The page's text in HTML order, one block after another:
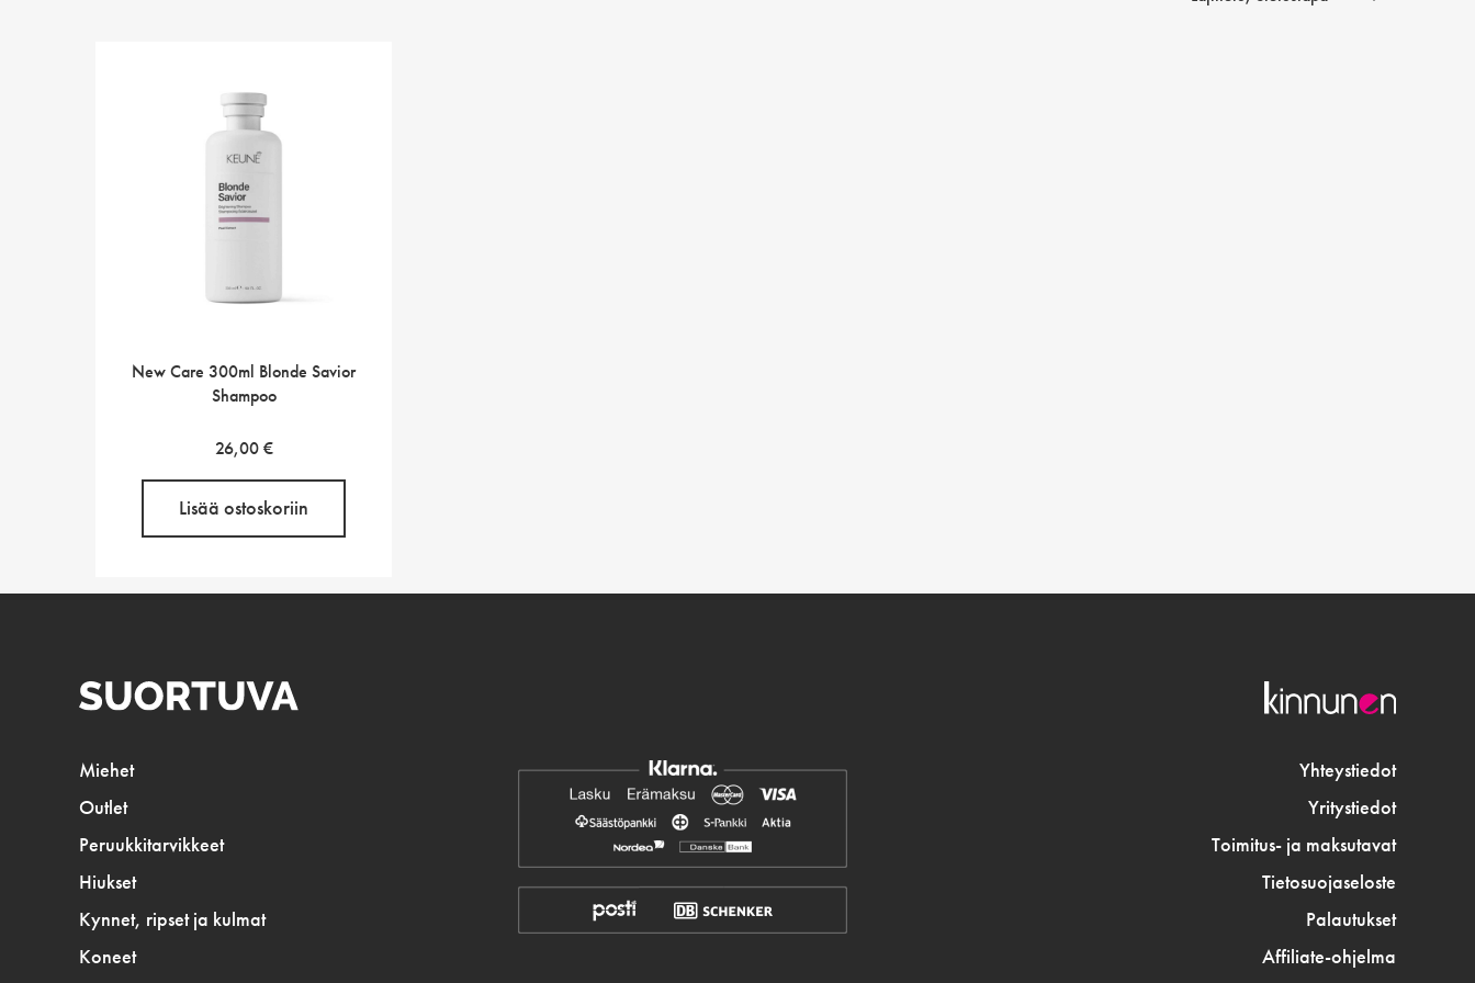
New Care 300ml Blonde Savior
Shampoo
26,00€
Lisää ostoskoriin
Miehet
Outlet
Peruukkitarvikkeet
Hiukset
Kynnet, ripset ja kulmat
Koneet
Yhteystiedot
Yritystiedot
Toimitus- ja maksutavat
Tietosuojaseloste
Palautukset
Affiliate-ohjelma